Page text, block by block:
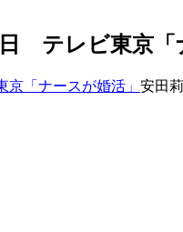
テレビ東京「
京「ナースが婚活」 安田